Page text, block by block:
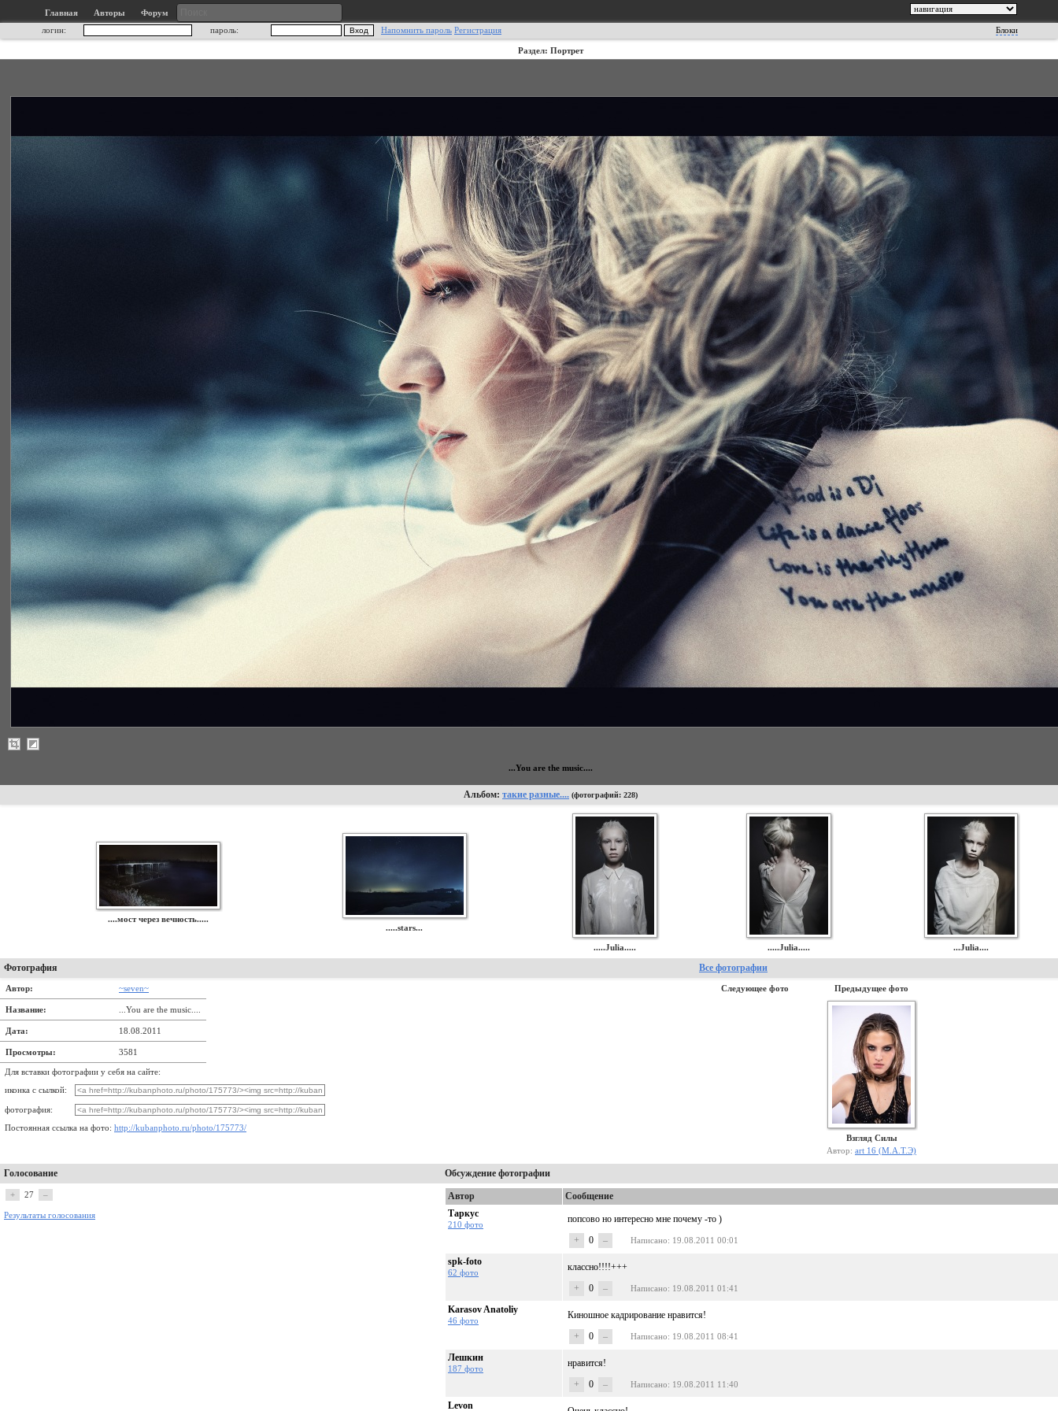
Главная Авторы
Форум
логин:
пароль: Напомнить пароль Регистрация Блоки
Раздел: Портрет
...You are the music....
Альбом: такие разные.... (фотографий: 228)
....мост через вечность.....
.....stars...
.....Julia..... .....Julia..... ...Julia....
Фотография Все фотографии
Автор: ~seven~
Название: ...You are the music....
Дата: 18.08.2011
Просмотры: 3581
Для вставки фотографии у себя на сайте:
иконка с сылкой:
фотография:
Постоянная ссылка на фото: http://kubanphoto.ru/photo/175773/
Следующее фото Предыдущее фото
Взгляд Силы
Автор: art 16 (М.А.Т.Э)
Голосование Обсуждение фотографии
+ 27 –
Результаты голосования
Автор
Сообщение
Таркус
210 фото
попсово но интересно мне почему -то )
+
0 – Написано: 19.08.2011 00:01
spk-foto
62 фото
классно!!!!+++
+
0 – Написано: 19.08.2011 01:41
Karasov Anatoliy
46 фото
Киношное кадрирование нравится!
+
0 – Написано: 19.08.2011 08:41
Лешкин
187 фото
нравится!
+
0 – Написано: 19.08.2011 11:40
Levon